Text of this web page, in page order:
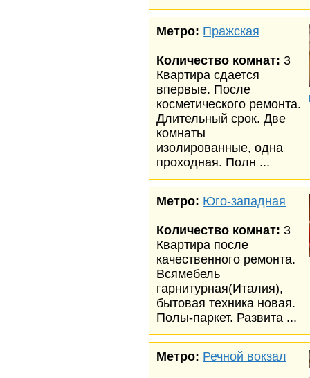
Метро: Пражская
Количество комнат: 3
Квартира сдается
впервые. После
косметического ремонта.
Длительный срок. Две
комнаты
изолированные, одна
проходная. Полн ...
Метро: Юго-западная
Количество комнат: 3
Квартира после
качественного ремонта.
Всямебель
гарнитурная(Италия),
бытовая техника новая.
Полы-паркет. Развита ...
Метро: Речной вокзал